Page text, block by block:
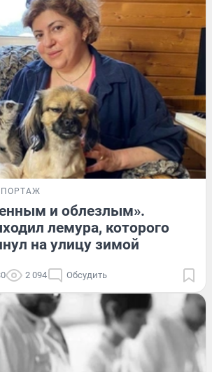
и облезлым».
лемура, которого
на улицу зимой
2 094 Обсудить